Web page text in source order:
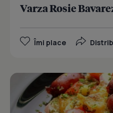
Varza Rosie
Îmi place